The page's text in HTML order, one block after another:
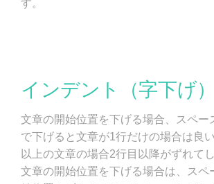
す。
インデント（字下げ）
文章の開始位置を下げる場合、スペー
で下げると文章が1行だけの場合は良
以上の文章の場合2行目以降がずれて
文章の開始位置を下げる場合は、スペ